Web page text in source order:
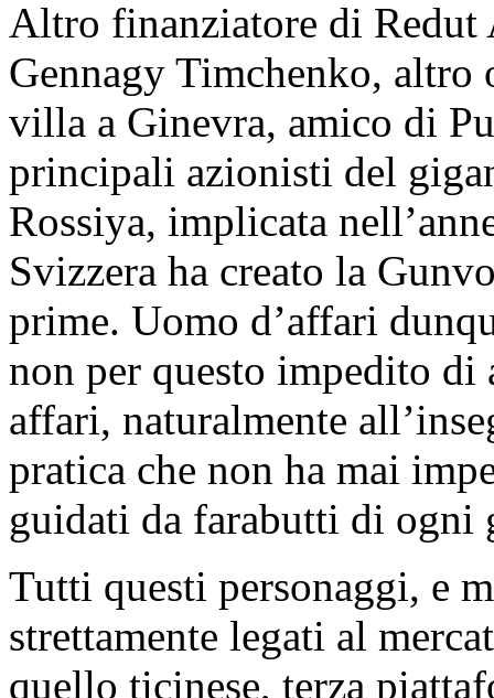
Altro finanziatore di Redut
Gennagy Timchenko,
villa a Ginevra, amico di
principali azionisti del
Rossiya, implicata
Svizzera ha creato la
prime. Uomo d’affari
non per questo impedito
affari, naturalmente
pratica che non ha mai
guidati da farabutti di ogni
Tutti questi personaggi, e
strettamente legati al
quello ticinese, terza